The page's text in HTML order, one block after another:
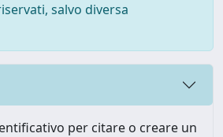
salvo diversa
per citare o creare un